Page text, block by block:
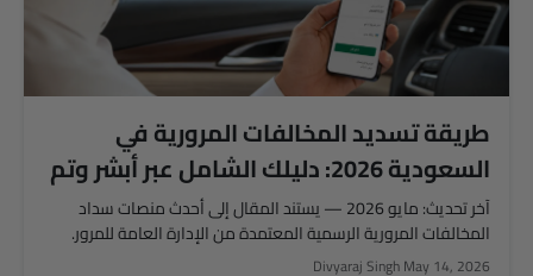
طريقة تسديد المخالفات المرورية في
السعودية 2026: دليلك الشامل عبر أبشر وتم
وسداد وإيفاء آخر تحديث: مايو 2026 — يستند المقال إلى أحدث منصات سداد
المخالفات المرورية الرسمية المعتمدة من الإدارة العامة للمرور.
وفّرت...
Divyaraj SinghMay 14, 2026